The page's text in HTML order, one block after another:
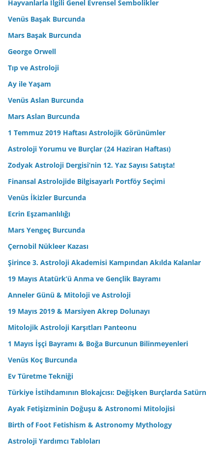
Hayvanlarla İlgili Genel Evrensel Sembolikler
Venüs Başak Burcunda
Mars Başak Burcunda
George Orwell
Tıp ve Astroloji
Ay ile Yaşam
Venüs Aslan Burcunda
Mars Aslan Burcunda
1 Temmuz 2019 Haftası Astrolojik Görünümler
Astroloji Yorumu ve Burçlar (24 Haziran Haftası)
Zodyak Astroloji Dergisi’nin 12. Yaz Sayısı Satışta!
Finansal Astrolojide Bilgisayarlı Portföy Seçimi
Venüs İkizler Burcunda
Ecrin Eşzamanlılığı
Mars Yengeç Burcunda
Çernobil Nükleer Kazası
Şirince 3. Astroloji Akademisi Kampından Akılda Kalanlar
19 Mayıs Atatürk’ü Anma ve Gençlik Bayramı
Anneler Günü & Mitoloji ve Astroloji
19 Mayıs 2019 & Marsiyen Akrep Dolunayı
Mitolojik Astroloji Karşıtları Panteonu
1 Mayıs İşçi Bayramı & Boğa Burcunun Bilinmeyenleri
Venüs Koç Burcunda
Ev Türetme Tekniği
Türkiye İstihdamının Blokajcısı: Değişken Burçlarda Satürn
Ayak Fetişizminin Doğuşu & Astronomi Mitolojisi
Birth of Foot Fetishism & Astronomy Mythology
Astroloji Yardımcı Tabloları